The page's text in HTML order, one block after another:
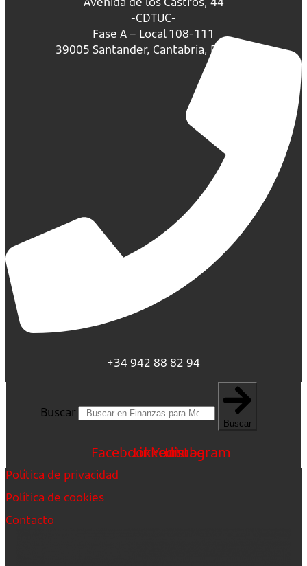
-CDTUC-
Fase A – Local 108-111
39005 Santander, Cantabria, España.
+34 942 88 82 94
Buscar
Buscar
FacebookLinkedin
Youtube
Instagram
Política de privacidad
Política de cookies
Contacto